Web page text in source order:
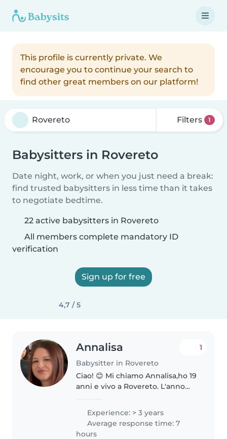
This profile is currently private. We
encourage you to continue your search to
find other great members on our platform!
Filters 1
Babysitters in Rovereto
Date night, work, or when you just need a break:
find trusted babysitters in less time than it takes
to negotiate bedtime.
22 active babysitters in Rovereto
All members complete mandatory ID
verification
Sign up for free
4,7 / 5
Annalisa
Babysitter in Rovereto
1
Ciao! 😊 Mi chiamo Annalisa,ho 19
anni e vivo a Rovereto. L'anno
Scienze Umane, un percorso che
mi ha permesso di approfondire
la psicologia, la pedagogia..
Experience: > 3 years
Average response time: 7
hours